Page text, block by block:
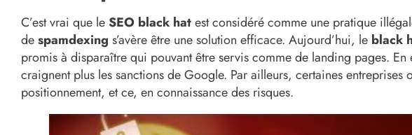
C’est vrai que leSEO black hatest considéré comme une pratique
despamdexing s’avère être une solution efficace. Aujourd’hui, le black
promis à disparaître qui pouvant être servis comme de landing pages.
craignent plus les sanctions de Google. Par ailleurs, certaines
positionnement, et ce, en connaissance des risques.